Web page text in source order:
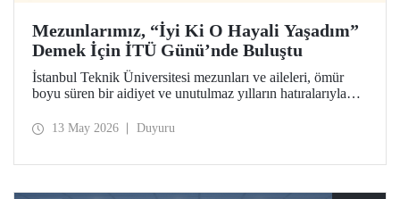
Mezunlarımız, “İyi Ki O Hayali Yaşadım”
Demek İçin İTÜ Günü’nde Buluştu
İstanbul Teknik Üniversitesi mezunları ve aileleri, ömür
boyu süren bir aidiyet ve unutulmaz yılların hatıralarıyla
70 yıl ve ötesine uzanan kuşaklar, İTÜ’lü olabilme
13 May 2026 Duyuru